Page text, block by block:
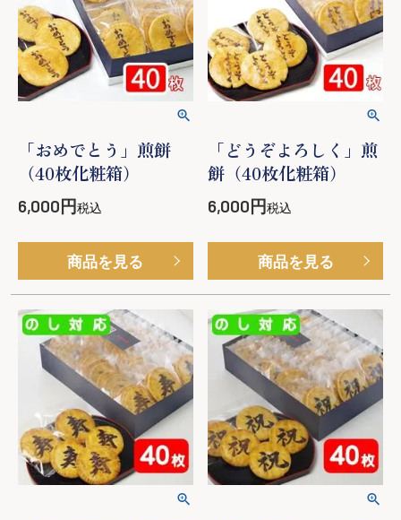
「おめでとう」煎餅
（40枚化粧箱）
6,000 税込
商品を見る
「どうぞよろしく」煎
餅（40枚化粧箱）
6,000 税込
商品を見る